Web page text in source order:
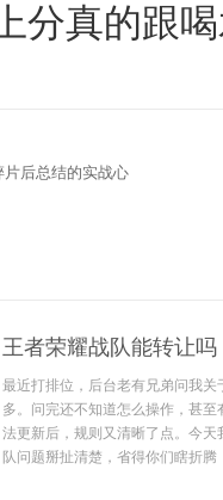
分真的跟
后总结的实战心
王者荣耀战队能转让
最近打排位，后台老有兄弟问我
多。问完还不知道怎么操作，甚
法更新后，规则又清晰了点。今
队问题掰扯清楚，省得你们瞎折